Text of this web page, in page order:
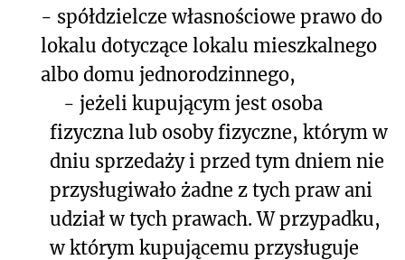
- spółdzielcze własnościowe prawo do
lokalu dotyczące lokalu mieszkalnego
albo domu jednorodzinnego,
- jeżeli kupującym jest osoba
fizyczna lub osoby fizyczne, którym w
dniu sprzedaży i przed tym dniem nie
przysługiwało żadne z tych praw ani
udział w tych prawach. W przypadku,
w którym kupującemu przysługuje